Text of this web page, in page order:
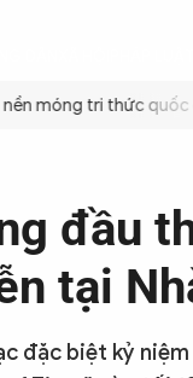
móng tri thức quốc
đầu
tại
đặc biệt kỷ niệm